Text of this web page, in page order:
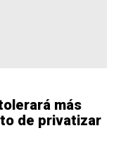
más
de privatizar